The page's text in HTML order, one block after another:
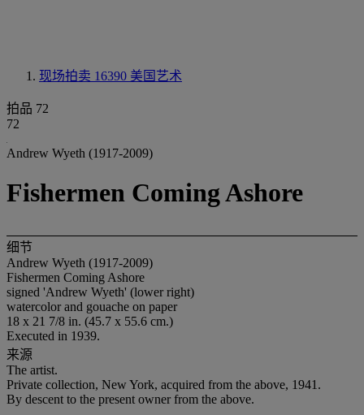
现场拍卖 16390 美国艺术
拍品 72
72
Andrew Wyeth (1917-2009)
Fishermen Coming Ashore
细节
Andrew Wyeth (1917-2009)
Fishermen Coming Ashore
signed 'Andrew Wyeth' (lower right)
watercolor and gouache on paper
18 x 21 7/8 in. (45.7 x 55.6 cm.)
Executed in 1939.
来源
The artist.
Private collection, New York, acquired from the above, 1941.
By descent to the present owner from the above.